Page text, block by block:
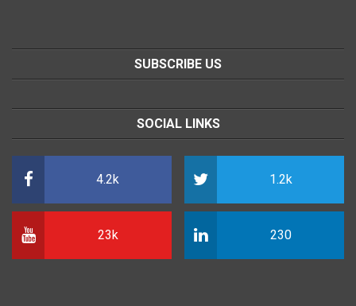
SUBSCRIBE US
SOCIAL LINKS
4.2k 1.2k
23k 230